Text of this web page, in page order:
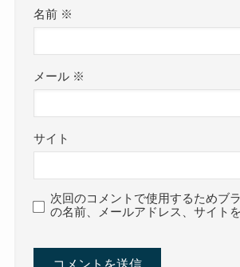
名前 ※
メール ※
サイト
次回のコメントで使用するためブ
の名前、メールアドレス、サイト